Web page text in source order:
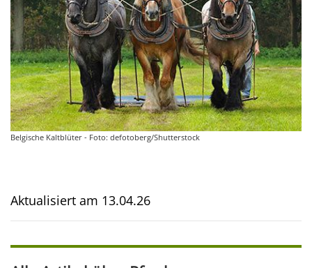
Belgische Kaltblüter - Foto: defotoberg/Shutterstock
Aktualisiert am 13.04.26